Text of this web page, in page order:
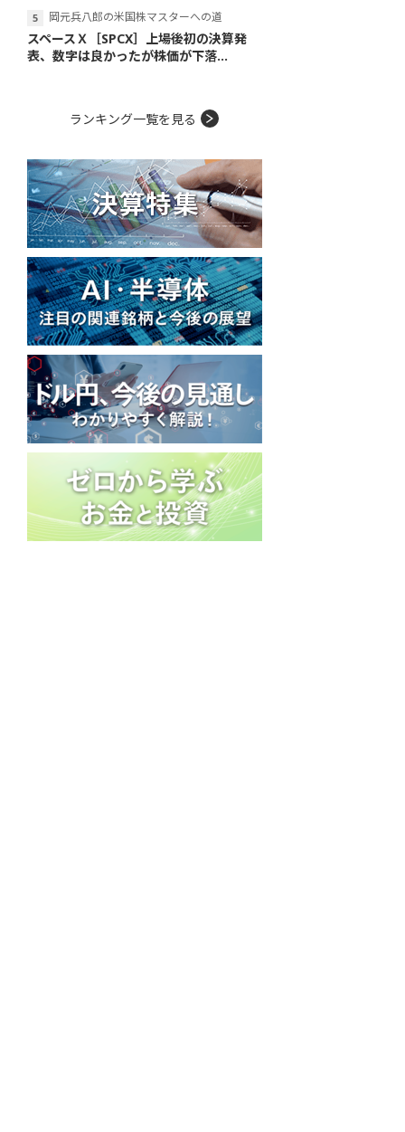
岡元兵八郎の米国株マスターへの道
スペースＸ［SPCX］上場後初の決算発
表、数字は良かったが株価が下落...
ランキング一覧を見る